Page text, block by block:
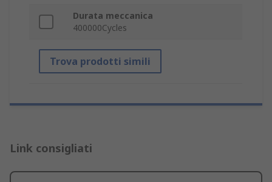
Durata meccanica
400000Cycles
Trova prodotti simili
Link consigliati